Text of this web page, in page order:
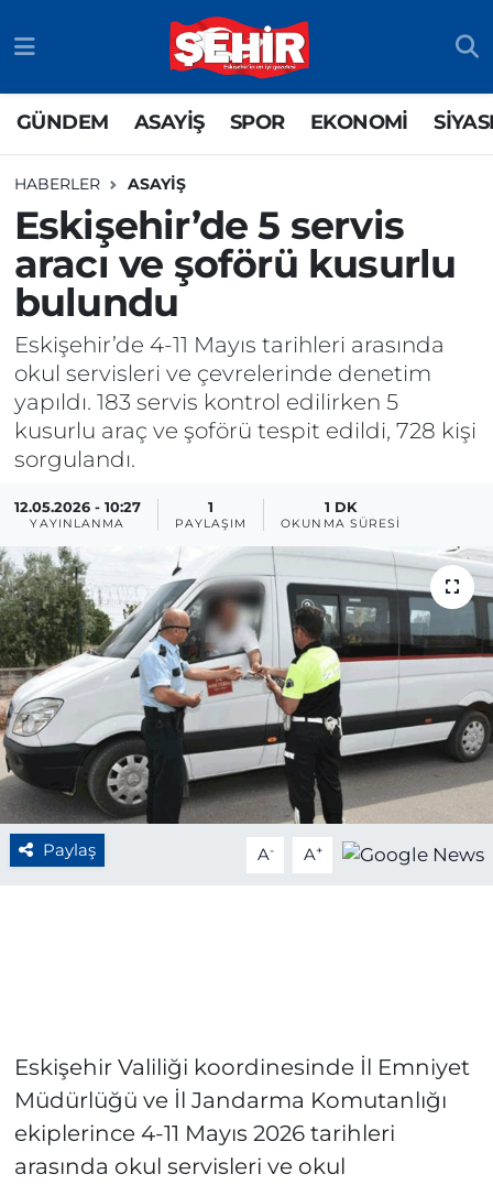
GÜNDEM ASAYİŞ SPOR EKONOMİ
HABERLER ASAYİŞ
Eskişehir’de 5 servis
aracı ve şoförü kusurlu
bulundu
Eskişehir’de 4-11 Mayıs tarihleri arasında
okul servisleri ve çevrelerinde denetim
yapıldı. 183 servis kontrol edilirken 5
kusurlu araç ve şoförü tespit edildi, 728 kişi
sorgulandı.
12.05.2026 - 10:27
YAYINLANMA
1
PAYLAŞIM
1 DK
OKUNMA SÜRESI
Paylaş A- A+
Eskişehir Valiliği koordinesinde İl Emniyet
Müdürlüğü ve İl Jandarma Komutanlığı
ekiplerince 4-11 Mayıs 2026 tarihleri
arasında okul servisleri ve okul
SPOR
EKONOMİ
SİYASET
RESMİ İLAN
SİYASET
SPOR
EKONOMİ
EĞİTİM
SAĞLIK
TEKNOLOJİ
BÖLGE
YAŞAM
DÜNYA
GENEL
GÜNCEL
RESMİ İLAN
Odunpazarı Nöbetçi Eczaneler
Odunpazarı Hava Durumu
Odunpazarı Trafik Yoğunluk Haritası
TFF 3.Lig 4.Grup Puan Durumu ve Fikstür
Tüm Manşetler
Son Dakika Haberleri
Haber Arşivi